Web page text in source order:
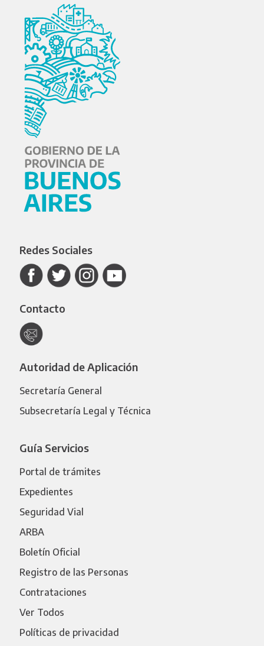
Redes Sociales
Contacto
Autoridad de Aplicación
Secretaría General
Subsecretaría Legal y Técnica
Guía Servicios
Portal de trámites
Expedientes
Seguridad Vial
ARBA
Boletín Oficial
Registro de las Personas
Contrataciones
Ver Todos
Políticas de privacidad